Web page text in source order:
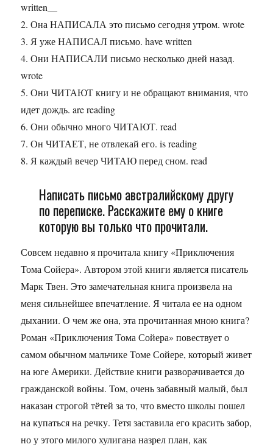
written__
2. Она НАПИСАЛА это письмо сегодня утром. wrote
3. Я уже НАПИСАЛ письмо. have written
4. Они НАПИСАЛИ письмо несколько дней назад.
wrote
5. Они ЧИТАЮТ книгу и не обращают внимания, что
идет дождь. are reading
6. Они обычно много ЧИТАЮТ. read
7. Он ЧИТАЕТ, не отвлекай его. is reading
8. Я каждый вечер ЧИТАЮ перед сном. read
Написать письмо австралийскому другу
по переписке. Расскажите ему о книге
которую вы только что прочитали.
Совсем недавно я прочитала книгу «Приключения
Тома Сойера». Автором этой книги является писатель
Марк Твен. Это замечательная книга произвела на
меня сильнейшее впечатление. Я читала ее на одном
дыхании. О чем же она, эта прочитанная мною книга?
Роман «Приключения Тома Сойера» повествует о
самом обычном мальчике Томе Сойере, который живет
на юге Америки. Действие книги разворачивается до
гражданской войны. Том, очень забавный малый, был
наказан строгой тётей за то, что вместо школы пошел
на купаться на речку. Тетя заставила его красить забор,
но у этого милого хулигана назрел план, как